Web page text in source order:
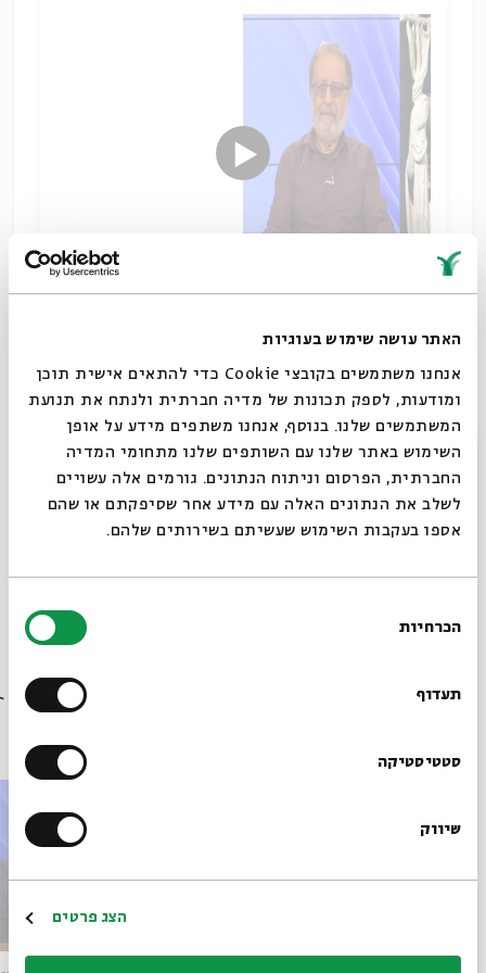
האתר עושה שימוש בעוגיות
אנחנו משתמשים בקובצי Cookie כדי להתאים אישית תוכן
ומודעות, לספק תכונות של מדיה חברתית ולנתח את תנועת
המשתמשים שלנו. בנוסף, אנחנו משתפים מידע על אופן
השימוש באתר שלנו עם השותפים שלנו מתחומי המדיה
החברתית, הפרסום וניתוח הנתונים. גורמים אלה עשויים
לשלב את הנתונים האלה עם מידע אחר שסיפקתם או שהם
אספו בעקבות השימוש שעשיתם בשירותים שלהם.
הסכמה
הכרחיות
תעדוף
סטטיסטיקה
שיווק
הצג פרטים
ראשית הנצרות
תגיות: סדר בוקר
סגור